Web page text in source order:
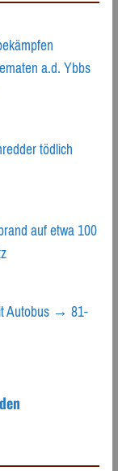
a.d. Ybbs
tödlich
auf etwa 100
Autobus → 81-